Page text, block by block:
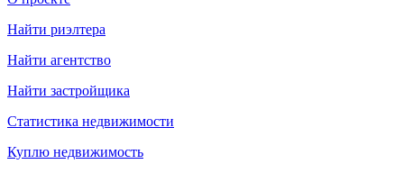
Найти риэлтера
Найти агентство
Найти застройщика
Статистика недвижимости
Куплю недвижимость